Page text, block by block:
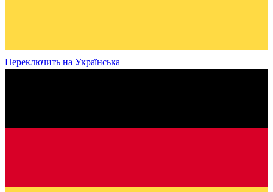
Переключить на Українська